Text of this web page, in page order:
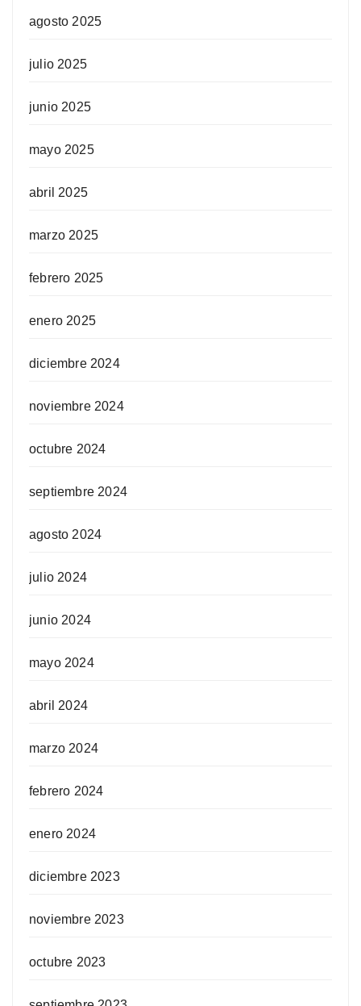
agosto 2025
julio 2025
junio 2025
mayo 2025
abril 2025
marzo 2025
febrero 2025
enero 2025
diciembre 2024
noviembre 2024
octubre 2024
septiembre 2024
agosto 2024
julio 2024
junio 2024
mayo 2024
abril 2024
marzo 2024
febrero 2024
enero 2024
diciembre 2023
noviembre 2023
octubre 2023